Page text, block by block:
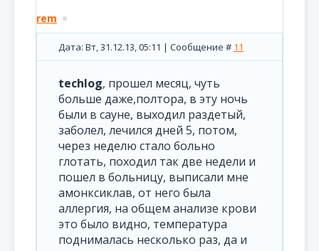
rem
Дата: Вт, 31.12.13, 05:11 | Сообщение # 11
techlog, прошел месяц, чуть
больше даже,полтора, в эту ночь
были в сауне, выходил раздетый,
заболел, лечился дней 5, потом,
через неделю стало больно
глотать, походил так две недели и
пошел в больницу, выписали мне
амонксиклав, от него была
аллергия, на общем анализе крови
это было видно, температура
поднималась несколько раз, да и